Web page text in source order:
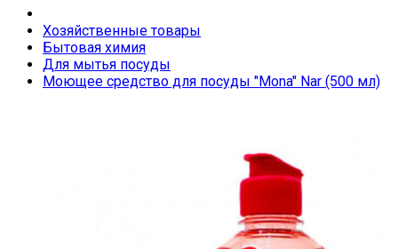
Хозяйственные товары
Бытовая химия
Для мытья посуды
Моющее средство для посуды "Mona" Nar (500 мл)